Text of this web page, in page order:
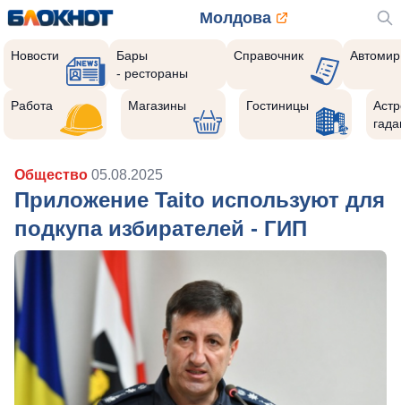
Молдова
Новости
Бары
- рестораны
Справочник Автомир
Работа Магазины Гостиницы
Общество 05.08.2025
Приложение Taito используют для
подкупа избирателей - ГИП